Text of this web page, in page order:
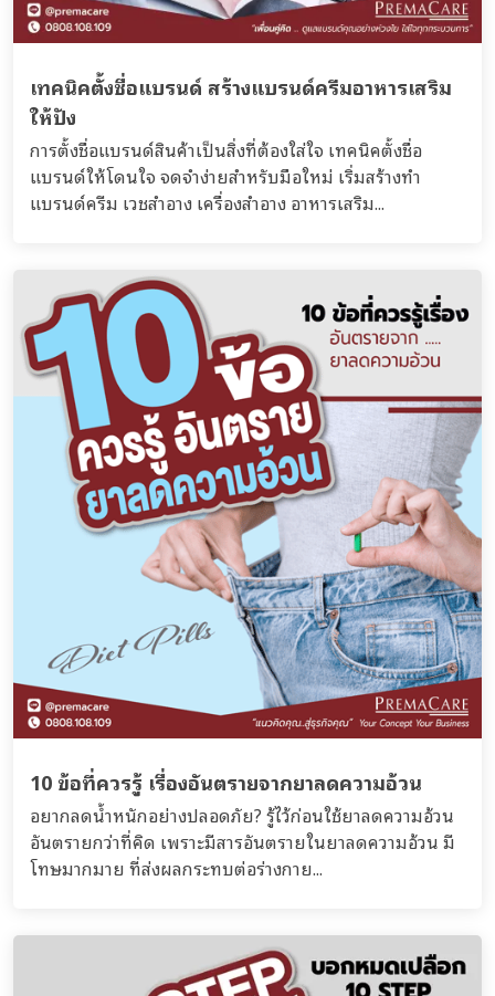
เทคนิคตั้งชื่อแบรนด์ สร้างแบรนด์ครีมอาหารเสริม
ให้ปัง
การตั้งชื่อแบรนด์สินค้าเป็นสิ่งที่ต้องใส่ใจ เทคนิคตั้งชื่อ
แบรนด์ให้โดนใจ จดจำง่ายสำหรับมือใหม่ เริ่มสร้างทำ
แบรนด์ครีม เวชสำอาง เครื่องสำอาง อาหารเสริม...
10 ข้อที่ควรรู้ เรื่องอันตรายจากยาลดความอ้วน
อยากลดน้ำหนักอย่างปลอดภัย? รู้ไว้ก่อนใช้ยาลดความอ้วน
อันตรายกว่าที่คิด เพราะมีสารอันตรายในยาลดความอ้วน มี
โทษมากมาย ที่ส่งผลกระทบต่อร่างกาย...